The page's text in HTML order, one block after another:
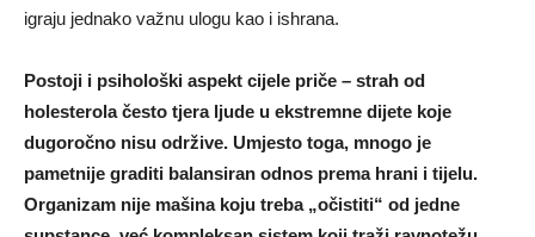
igraju jednako važnu ulogu kao i ishrana.
Postoji i psihološki aspekt cijele priče – strah od
holesterola često tjera ljude u ekstremne dijete koje
dugoročno nisu održive. Umjesto toga, mnogo je
pametnije graditi balansiran odnos prema hrani i tijelu.
Organizam nije mašina koju treba „očistiti“ od jedne